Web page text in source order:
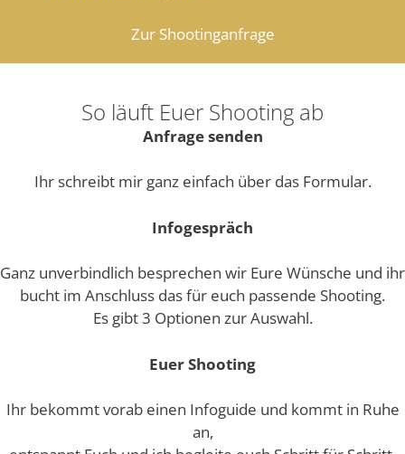
Zur Shootinganfrage
So läuft Euer Shooting ab
Anfrage senden
Ihr schreibt mir ganz einfach über das Formular.
Infogespräch
Ganz unverbindlich besprechen wir Eure Wünsche und ihr
bucht im Anschluss das für euch passende Shooting.
Es gibt 3 Optionen zur Auswahl.
Euer Shooting
Ihr bekommt vorab einen Infoguide und kommt in Ruhe
an,